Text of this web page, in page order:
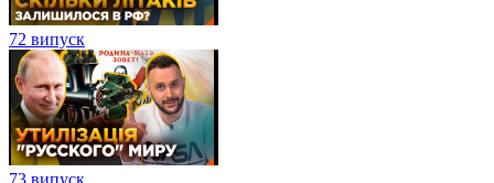
72 випуск
73 випуск